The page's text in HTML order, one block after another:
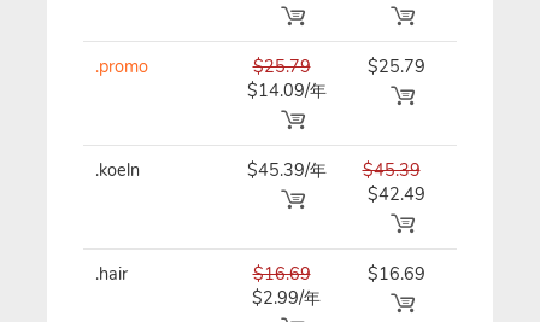
.promo
$25.79
$14.09/年
$25.79
.koeln $45.39/年
$45.39
$42.49
.hair
$16.69
$2.99/年
$16.69